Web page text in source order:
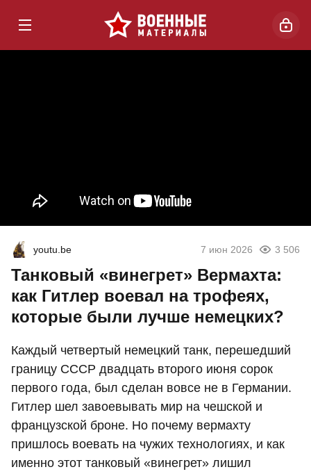
youtu.be 7 июн 2026 3 506
Танковый «винегрет» Вермахта:
как Гитлер воевал на трофеях,
которые были лучше немецких?
Каждый четвертый немецкий танк, перешедший
границу СССР двадцать второго июня сорок
первого года, был сделан вовсе не в Германии.
Гитлер шел завоевывать мир на чешской и
французской броне. Но почему вермахту
пришлось воевать на чужих технологиях, и как
именно этот танковый «винегрет» лишил